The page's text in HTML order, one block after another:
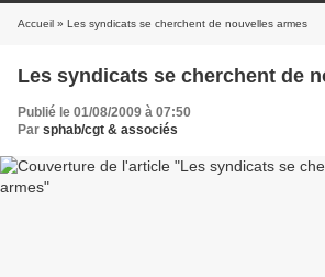
Accueil » Les syndicats se cherchent de nouvelles armes
Les syndicats se cherchent de
Publié le 01/08/2009 à 07:50
Par sphab/cgt & associés